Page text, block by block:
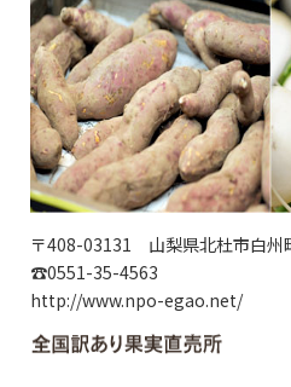
〒408-03131 山梨県北杜市白州
☎0551-35-4563
http://www.npo-egao.net/